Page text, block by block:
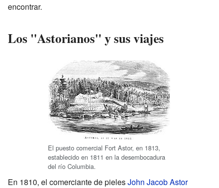
encontrar.
Los "Astorianos" y sus viajes
El puesto comercial Fort Astor, en 1813,
establecido en 1811 en la desembocadura
del río Columbia.
En 1810, el comerciante de pielesJohn Jacob Astor